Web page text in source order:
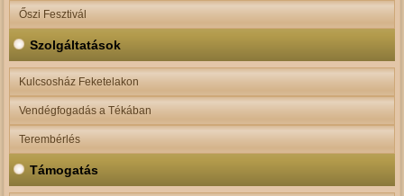
Őszi Fesztivál
Szolgáltatások
Kulcsosház Feketelakon
Vendégfogadás a Tékában
Terembérlés
Támogatás